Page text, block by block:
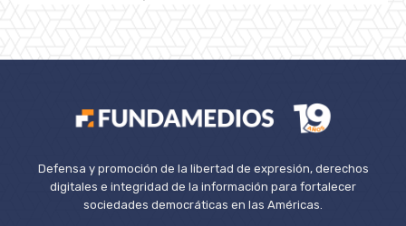
Defensa y promoción de la libertad de expresión, derechos
digitales e integridad de la información para fortalecer
sociedades democráticas en las Américas.